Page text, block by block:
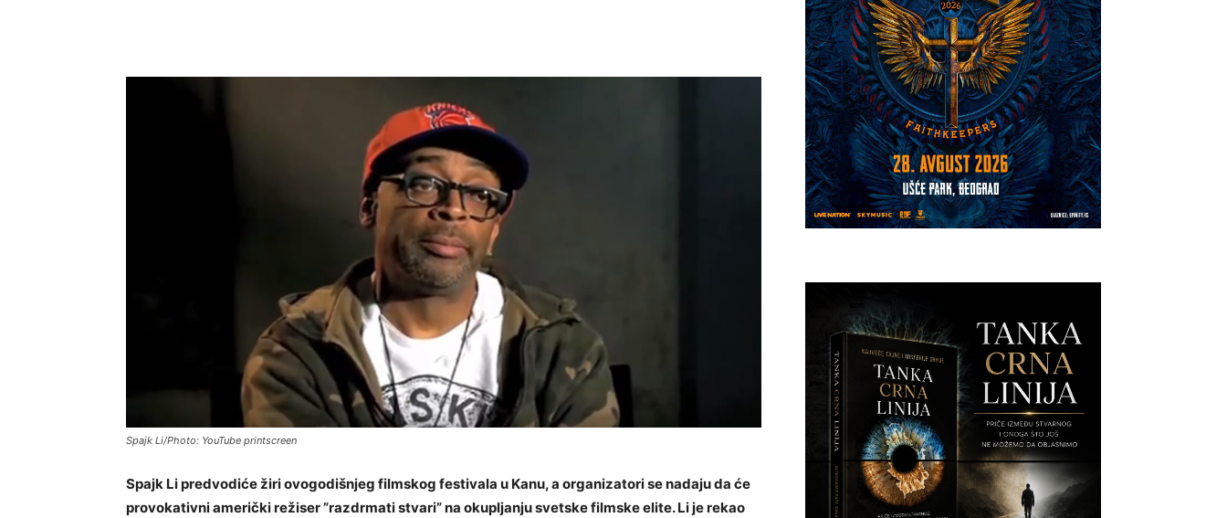
Spajk Li/Photo: YouTube printscreen
Spajk Li predvodiće žiri ovogodišnjeg filmskog festivala u Kanu, a organizatori se nadaju da će
provokativni američki režiser ”razdrmati stvari” na okupljanju svetske filmske elite. Li je rekao